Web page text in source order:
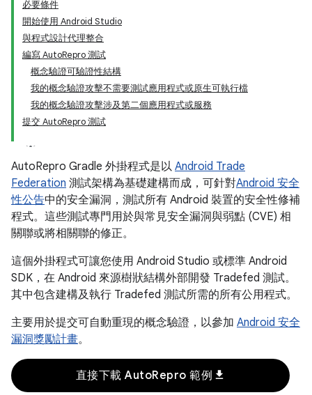
必要條件
開始使用 Android Studio
與程式設計代理整合
編寫 AutoRepro 測試
概念驗證可驗證性結構
我的概念驗證攻擊不需要測試應用程式或原生可執行檔
我的概念驗證攻擊涉及第二個應用程式或服務
提交 AutoRepro 測試
AutoRepro Gradle 外掛程式是以 Android Trade
Federation 測試架構為基礎建構而成，可針對Android 安全
性公告中的安全漏洞，測試所有 Android 裝置的安全性修補
程式。這些測試專門用於與常見安全漏洞與弱點 (CVE) 相
關聯或將相關聯的修正。
這個外掛程式可讓您使用 Android Studio 或標準 Android
SDK，在 Android 來源樹狀結構外部開發 Tradefed 測試。
其中包含建構及執行 Tradefed 測試所需的所有公用程式。
主要用於提交可自動重現的概念驗證，以參加 Android 安全
漏洞獎勵計畫。
直接下載 AutoRepro 範例download